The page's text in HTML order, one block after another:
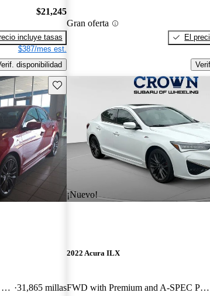
$21,245
incluye tasas
$387/mes est.
disponibilidad
Gran oferta
El
Guarda este Aviso
FWD with Technology and A-Spec Package 31,865 millas
¡Nuevo!
2022 Acura ILX
FWD with Premium and A-SPEC Package